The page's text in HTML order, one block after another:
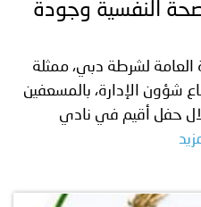
النفسية وجودة
العامة لشرطة دبي، ممثلة
شؤون الإدارة، بالمسعفين
حفل أقيم في نادي